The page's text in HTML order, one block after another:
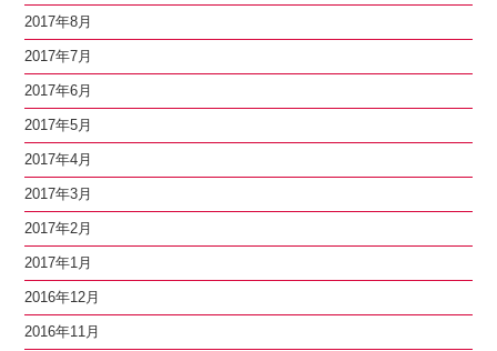
2017年8月
2017年7月
2017年6月
2017年5月
2017年4月
2017年3月
2017年2月
2017年1月
2016年12月
2016年11月